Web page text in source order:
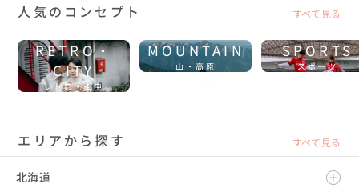
人気のコンセプト すべて見る
RETRO・
CITY
レトロ・街中
MOUNTAIN
山・高原
SPORTS
スポーツ
エリアから探す すべて見る
北海道